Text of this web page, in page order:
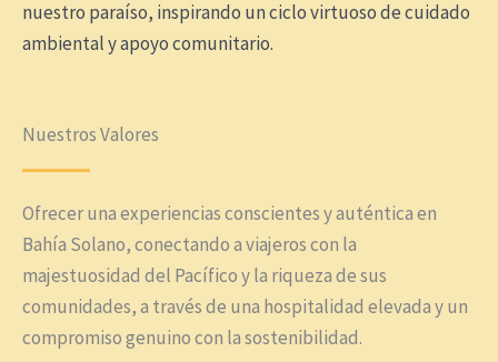
nuestro paraíso, inspirando un ciclo virtuoso de cuidado
ambiental y apoyo comunitario.
Nuestros Valores
Ofrecer una experiencias conscientes y auténtica en
Bahía Solano, conectando a viajeros con la
majestuosidad del Pacífico y la riqueza de sus
comunidades, a través de una hospitalidad elevada y un
compromiso genuino con la sostenibilidad.